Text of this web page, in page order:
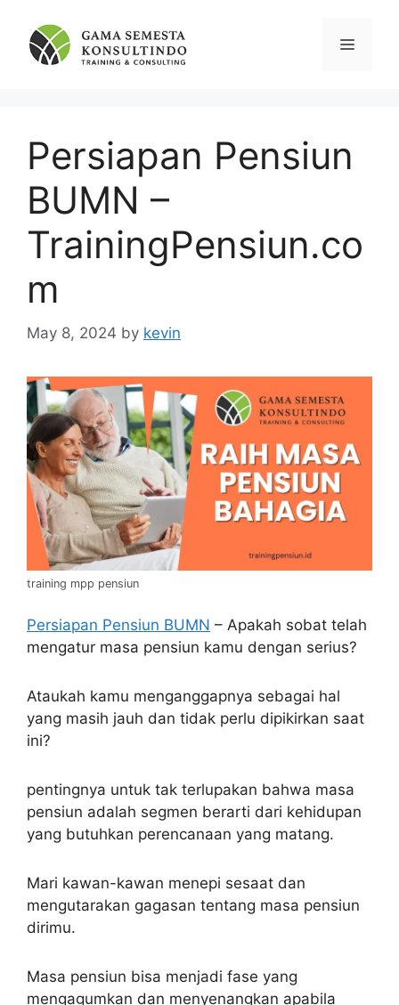
content
Menu
Persiapan Pensiun
BUMN –
TrainingPensiun.co
m
May 8, 2024 by kevin
training mpp pensiun
Persiapan Pensiun BUMN – Apakah sobat telah
mengatur masa pensiun kamu dengan serius?
Ataukah kamu menganggapnya sebagai hal
yang masih jauh dan tidak perlu dipikirkan saat
ini?
pentingnya untuk tak terlupakan bahwa masa
pensiun adalah segmen berarti dari kehidupan
yang butuhkan perencanaan yang matang.
Mari kawan-kawan menepi sesaat dan
mengutarakan gagasan tentang masa pensiun
dirimu.
Masa pensiun bisa menjadi fase yang
mengagumkan dan menyenangkan apabila